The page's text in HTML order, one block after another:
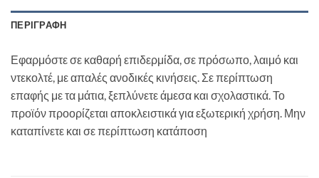
ΠΕΡΙΓΡΑΦΉ
Εφαρμόστε σε καθαρή επιδερμίδα, σε πρόσωπο, λαιμό και
ντεκολτέ, με απαλές ανοδικές κινήσεις. Σε περίπτωση
επαφής με τα μάτια, ξεπλύνετε άμεσα και σχολαστικά. Το
προϊόν προορίζεται αποκλειστικά για εξωτερική χρήση. Μην
καταπίνετε και σε περίπτωση κατάποση